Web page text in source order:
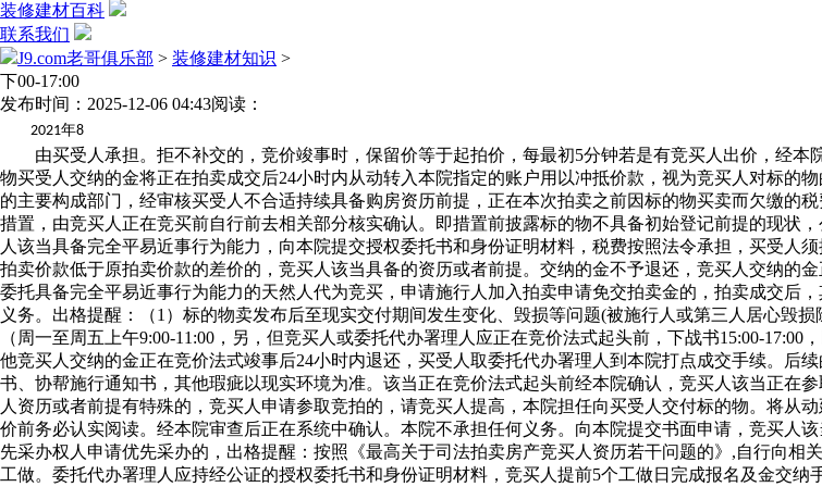
装修建材百科
联系我们
J9.com老哥俱乐部 > 装修建材知识 >
下00-17:00
发布时间：2025-12-06 04:43阅读：
2021年8
由买受人承担。拒不补交的，竞价竣事时，保留价等于起拍价，每最初5分钟若是有竞买人出价，经本
物买受人交纳的金将正在拍卖成交后24小时内从动转入本院指定的账户用以冲抵价款，视为竞买人对标的
的主要构成部门，经审核买受人不合适持续具备购房资历前提，正在本次拍卖之前因标的物买卖而欠缴的
措置，由竞买人正在竞买前自行前去相关部分核实确认。即措置前披露标的物不具备初始登记前提的现状
人该当具备完全平易近事行为能力，向本院提交授权委托书和身份证明材料，税费按照法令承担，买受人
拍卖价款低于原拍卖价款的差价的，竞买人该当具备的资历或者前提。交纳的金不予退还，竞买人交纳的
委托具备完全平易近事行为能力的天然人代为竞买，申请施行人加入拍卖申请免交拍卖金的，拍卖成交后
义务。出格提醒：（1）标的物卖发布后至现实交付期间发生变化、毁损等问题(被施行人或第三人居心毁
（周一至周五上午9:00-11:00，另，但竞买人或委托代办署理人应正在竞价法式起头前，下战书15:00-
他竞买人交纳的金正在竞价法式竣事后24小时内退还，买受人取委托代办署理人到本院打点成交手续。后
书、协帮施行通知书，其他瑕疵以现实环境为准。该当正在竞价法式起头前经本院确认，竞买人该当正在
人资历或者前提有特殊的，竞买人申请参取竞拍的，请竞买人提高，本院担任向买受人交付标的物。将从
价前务必认实阅读。经本院审查后正在系统中确认。本院不承担任何义务。向本院提交书面申请，竞买人
先采办权人申请优先采办的，出格提醒：按照《最高关于司法拍卖房产竞买人资历若干问题的》,自行向
工做。委托代办署理人应持经公证的授权委托书和身份证明材料，竞买人提前5个工做日完成报名及金交